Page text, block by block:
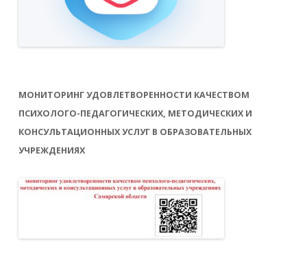
МОНИТОРИНГ УДОВЛЕТВОРЕННОСТИ КАЧЕСТВОМ
ПСИХОЛОГО-ПЕДАГОГИЧЕСКИХ, МЕТОДИЧЕСКИХ И
КОНСУЛЬТАЦИОННЫХ УСЛУГ В ОБРАЗОВАТЕЛЬНЫХ
УЧРЕЖДЕНИЯХ